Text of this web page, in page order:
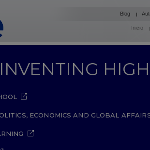
Blog
Inicio
ECONOMICS AND GLOBAL